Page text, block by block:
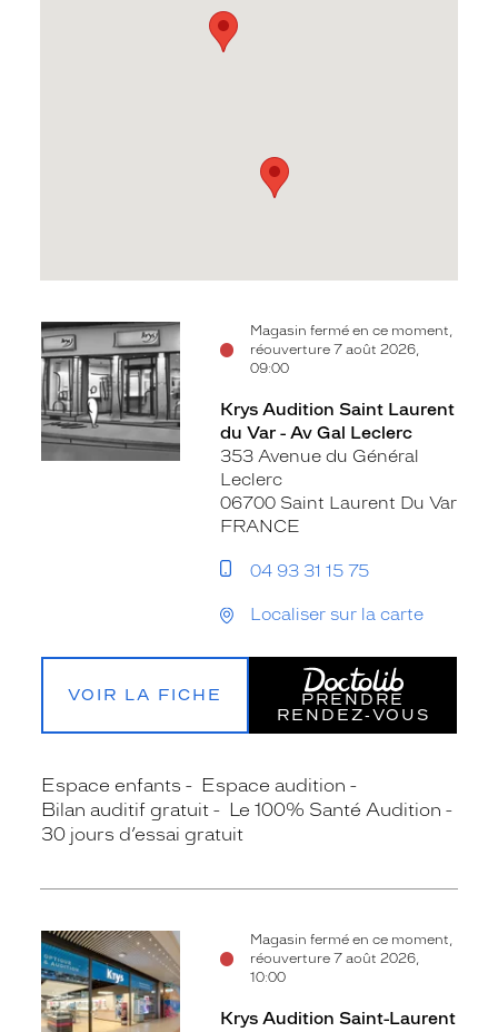
Magasin fermé en ce moment,
réouverture 7 août 2026,
09:00
Voir
la
fiche
Krys Audition Saint Laurent
du Var - Av Gal Leclerc
353 Avenue du Général
Leclerc
06700 Saint Laurent Du Var
FRANCE
04 93 31 15 75
Localiser sur la carte
VOIR LA FICHE
PRENDRE
RENDEZ‑VOUS
Espace enfants
Espace audition
Bilan auditif gratuit
Le 100% Santé Audition
30 jours d’essai gratuit
Magasin fermé en ce moment,
réouverture 7 août 2026,
10:00
Voir
la
fiche
Krys Audition Saint-Laurent